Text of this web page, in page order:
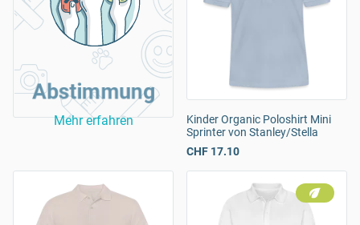
Abstimmung
Mehr erfahren
Kinder Organic Poloshirt Mini
Sprinter von Stanley/Stella
CHF 17.10